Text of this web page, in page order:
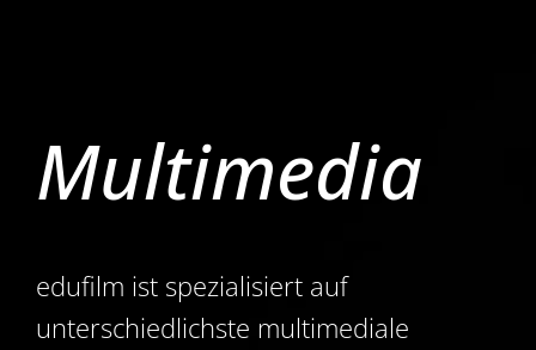
Multimedia
edufilm ist spezialisiert auf
unterschiedlichste multimediale